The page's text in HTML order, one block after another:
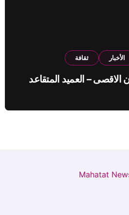
الأخبار ثقافة
الاقصى – العميد المتقاعد